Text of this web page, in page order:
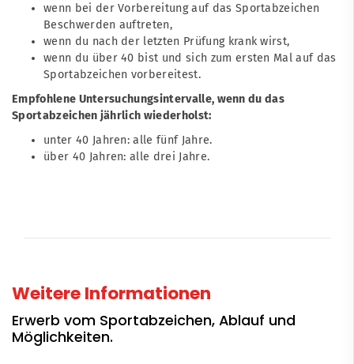
wenn bei der Vorbereitung auf das Sportabzeichen
Beschwerden auftreten,
wenn du nach der letzten Prüfung krank wirst,
wenn du über 40 bist und sich zum ersten Mal auf das
Sportabzeichen vorbereitest.
Empfohlene Untersuchungsintervalle, wenn du das
Sportabzeichen jährlich wiederholst:
unter 40 Jahren: alle fünf Jahre.
über 40 Jahren: alle drei Jahre.
Weitere Informationen
Erwerb vom Sportabzeichen, Ablauf und
Möglichkeiten.